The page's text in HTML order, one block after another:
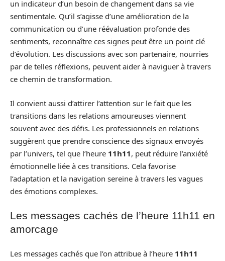
un indicateur d’un besoin de changement dans sa vie
sentimentale. Qu’il s’agisse d’une amélioration de la
communication ou d’une réévaluation profonde des
sentiments, reconnaître ces signes peut être un point clé
d’évolution. Les discussions avec son partenaire, nourries
par de telles réflexions, peuvent aider à naviguer à travers
ce chemin de transformation.
Il convient aussi d’attirer l’attention sur le fait que les
transitions dans les relations amoureuses viennent
souvent avec des défis. Les professionnels en relations
suggèrent que prendre conscience des signaux envoyés
par l’univers, tel que l’heure 11h11, peut réduire l’anxiété
émotionnelle liée à ces transitions. Cela favorise
l’adaptation et la navigation sereine à travers les vagues
des émotions complexes.
Les messages cachés de l’heure 11h11 en
amorcage
Les messages cachés que l’on attribue à l’heure 11h11